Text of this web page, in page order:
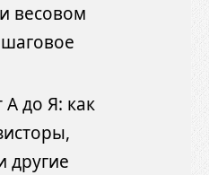
весовом
А до Я: как
другие